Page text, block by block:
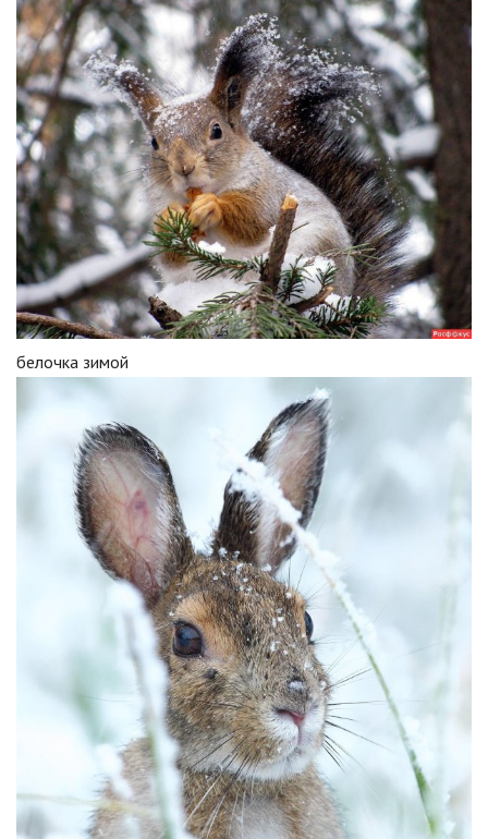
белочка зимой